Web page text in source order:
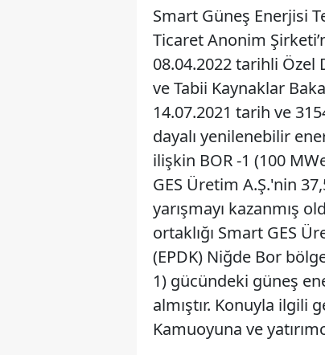
Smart Güneş Enerjisi
Ticaret Anonim
08.04.2022 tarihli Özel
ve Tabii Kaynaklar
14.07.2021 tarih ve
dayalı yenilenebilir
ilişkin BOR -1 (100
GES Üretim A.Ş.'nin
yarışmayı kazanmış
ortaklığı Smart GES
(EPDK) Niğde Bor
1) gücündeki güneş
almıştır. Konuyla ilgili
Kamuoyuna ve